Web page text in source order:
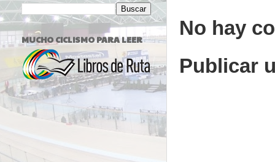
No hay
Publicar
MUCHO CICLISMO PARA LEER